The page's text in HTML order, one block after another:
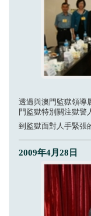
透過與澳門監獄領導
門監獄特別關注獄警
到監獄面對人手緊張
2009年4月28日